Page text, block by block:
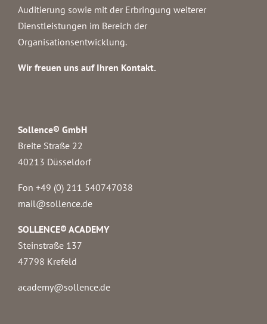
Auditierung sowie mit der Erbringung weiterer
Dienstleistungen im Bereich der
Organisationsentwicklung.
Wir freuen uns auf Ihren Kontakt.
Sollence® GmbH
Breite Straße 22
40213 Düsseldorf
Fon +49 (0) 211 540747038‬
mail@sollence.de
SOLLENCE® ACADEMY
Steinstraße 137
47798 Krefeld
academy@sollence.de